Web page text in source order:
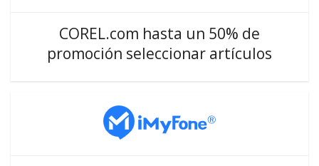
COREL.com hasta un 50% de
promoción seleccionar artículos